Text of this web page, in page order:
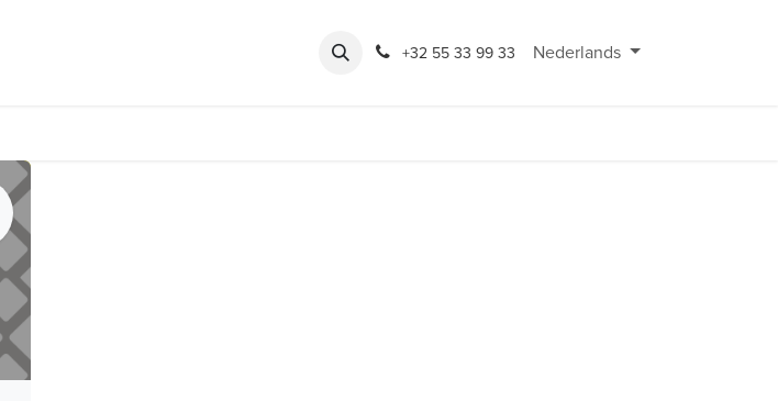
Rondeshop Contact en openingsuren
+32 55 33 99 33 Nederlands